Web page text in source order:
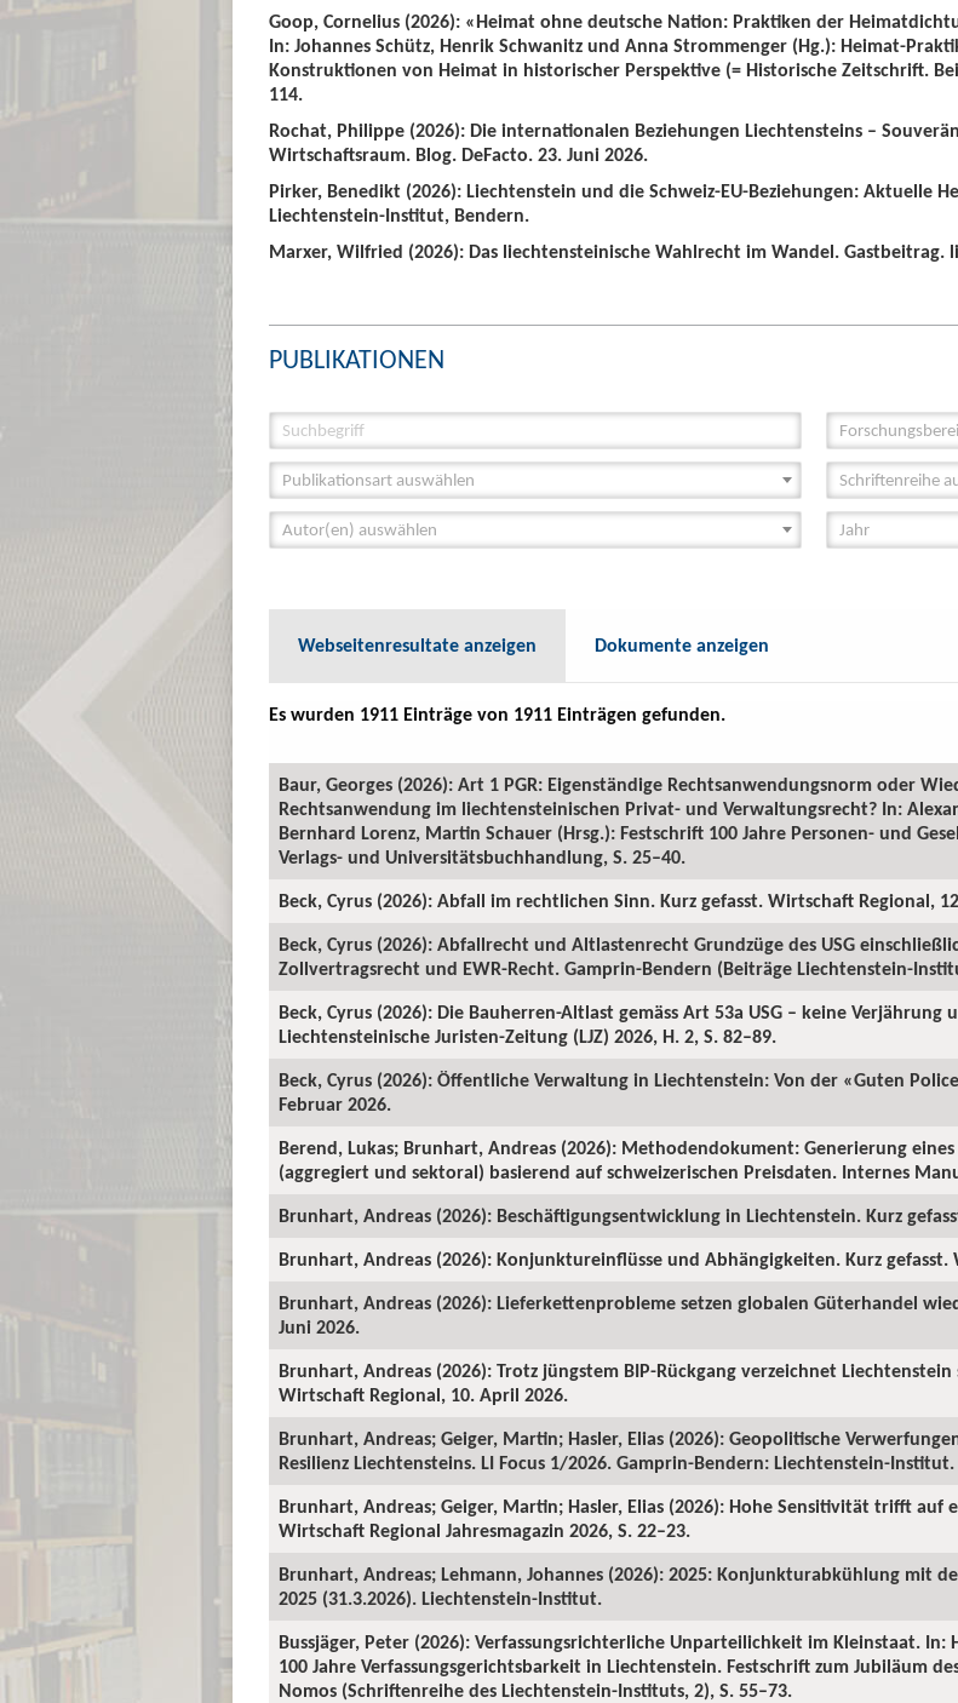
Goop, Cornelius (2026): «Heimat ohne deutsche Nation: Praktiken der
In: Johannes Schütz, Henrik Schwanitz und Anna Strommenger (Hg.): Heimat-
Konstruktionen von Heimat in historischer Perspektive (= Historische Zeitschrift.
114.
Rochat, Philippe (2026): Die internationalen Beziehungen Liechtensteins –
Wirtschaftsraum. Blog. DeFacto. 23. Juni 2026.
Pirker, Benedikt (2026): Liechtenstein und die Schweiz-EU-Beziehungen: Aktuelle
Liechtenstein-Institut, Bendern.
Marxer, Wilfried (2026): Das liechtensteinische Wahlrecht im Wandel. Gastbeitrag.
PUBLIKATIONEN
Publikationsart auswählen Schriftenreihe
Autor(en) auswählen
Webseitenresultate anzeigen Dokumente anzeigen
Es wurden 1911 Einträge von 1911 Einträgen gefunden.
Baur, Georges (2026): Art 1 PGR: Eigenständige Rechtsanwendungsnorm oder
Rechtsanwendung im liechtensteinischen Privat- und Verwaltungsrecht? In:
Bernhard Lorenz, Martin Schauer (Hrsg.): Festschrift 100 Jahre Personen- und
Verlags- und Universitätsbuchhandlung, S. 25–40.
Beck, Cyrus (2026): Abfall im rechtlichen Sinn. Kurz gefasst. Wirtschaft Regional,
Beck, Cyrus (2026): Abfallrecht und Altlastenrecht Grundzüge des USG
Zollvertragsrecht und EWR-Recht. Gamprin-Bendern (Beiträge Liechtenstein-
Beck, Cyrus (2026): Die Bauherren-Altlast gemäss Art 53a USG – keine Verjährung
Liechtensteinische Juristen-Zeitung (LJZ) 2026, H. 2, S. 82–89.
Beck, Cyrus (2026): Öffentliche Verwaltung in Liechtenstein: Von der «Guten
Februar 2026.
Berend, Lukas; Brunhart, Andreas (2026): Methodendokument: Generierung
(aggregiert und sektoral) basierend auf schweizerischen Preisdaten. Internes
Brunhart, Andreas (2026): Beschäftigungsentwicklung in Liechtenstein. Kurz
Brunhart, Andreas (2026): Konjunktureinflüsse und Abhängigkeiten. Kurz
Brunhart, Andreas (2026): Lieferkettenprobleme setzen globalen Güterhandel
Juni 2026.
Brunhart, Andreas (2026): Trotz jüngstem BIP-Rückgang verzeichnet
Wirtschaft Regional, 10. April 2026.
Brunhart, Andreas; Geiger, Martin; Hasler, Elias (2026): Geopolitische
Resilienz Liechtensteins. LI Focus 1/2026. Gamprin-Bendern: Liechtenstein-Institut.
Brunhart, Andreas; Geiger, Martin; Hasler, Elias (2026): Hohe Sensitivität trifft auf
Wirtschaft Regional Jahresmagazin 2026, S. 22–23.
Brunhart, Andreas; Lehmann, Johannes (2026): 2025: Konjunkturabkühlung mit
2025 (31.3.2026). Liechtenstein-Institut.
Bussjäger, Peter (2026): Verfassungsrichterliche Unparteilichkeit im Kleinstaat. In:
100 Jahre Verfassungsgerichtsbarkeit in Liechtenstein. Festschrift zum Jubiläum
Nomos (Schriftenreihe des Liechtenstein-Instituts, 2), S. 55–73.